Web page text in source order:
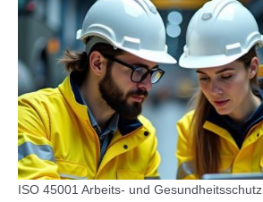
ISO 45001 Arbeits- und Gesundheitsschutz